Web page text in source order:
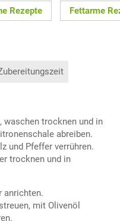
Rezepte Fettarme
trocknen und in
abreiben.
und Pfeffer verrühren.
trocknen und in
anrichten.
mit Olivenöl